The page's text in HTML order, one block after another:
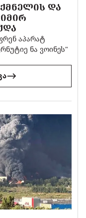
ᲓᲐ
აპარატ
ნა ვოინეს"